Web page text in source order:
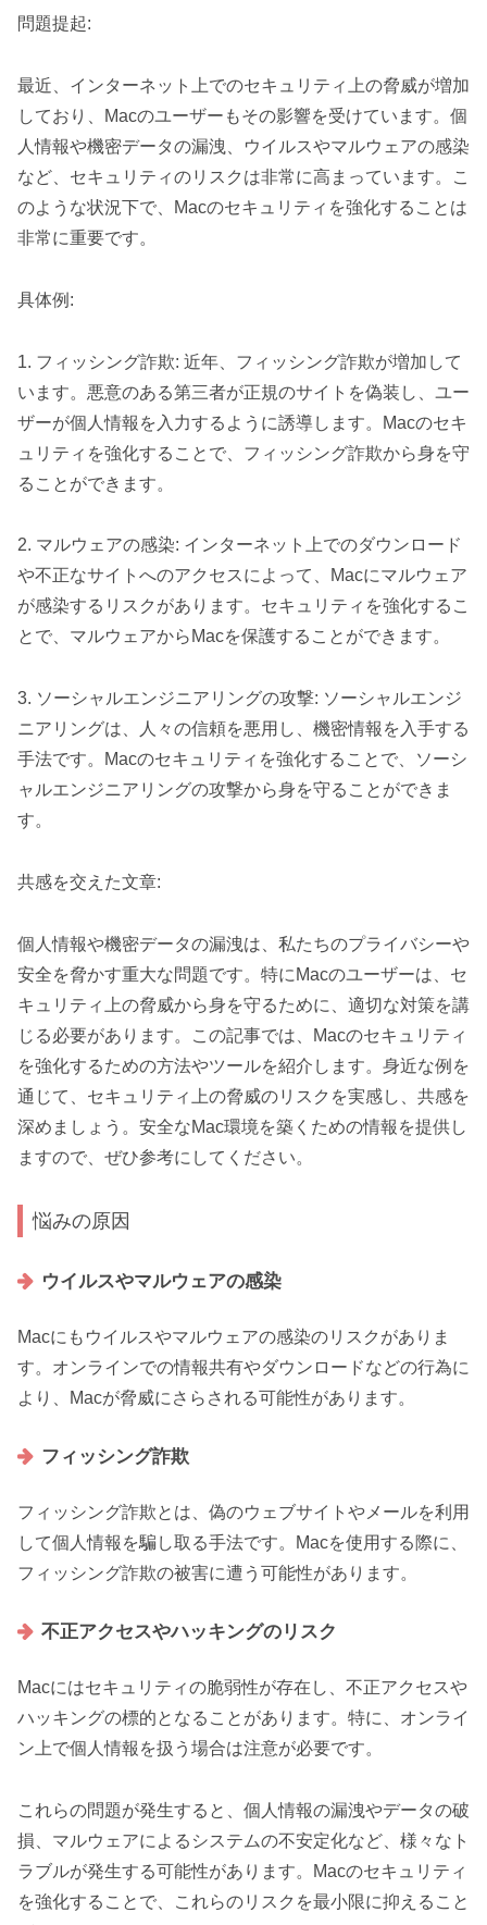
問題提起:
最近、インターネット上でのセキュリティ上の脅威が増加
しており、Macのユーザーもその影響を受けています。個
人情報や機密データの漏洩、ウイルスやマルウェアの感染
など、セキュリティのリスクは非常に高まっています。こ
のような状況下で、Macのセキュリティを強化することは
非常に重要です。
具体例:
1. フィッシング詐欺: 近年、フィッシング詐欺が増加して
います。悪意のある第三者が正規のサイトを偽装し、ユー
ザーが個人情報を入力するように誘導します。Macのセキ
ュリティを強化することで、フィッシング詐欺から身を守
ることができます。
2. マルウェアの感染: インターネット上でのダウンロード
や不正なサイトへのアクセスによって、Macにマルウェア
が感染するリスクがあります。セキュリティを強化するこ
とで、マルウェアからMacを保護することができます。
3. ソーシャルエンジニアリングの攻撃: ソーシャルエンジ
ニアリングは、人々の信頼を悪用し、機密情報を入手する
手法です。Macのセキュリティを強化することで、ソーシ
ャルエンジニアリングの攻撃から身を守ることができま
す。
共感を交えた文章:
個人情報や機密データの漏洩は、私たちのプライバシーや
安全を脅かす重大な問題です。特にMacのユーザーは、セ
キュリティ上の脅威から身を守るために、適切な対策を講
じる必要があります。この記事では、Macのセキュリティ
を強化するための方法やツールを紹介します。身近な例を
通じて、セキュリティ上の脅威のリスクを実感し、共感を
深めましょう。安全なMac環境を築くための情報を提供し
ますので、ぜひ参考にしてください。
悩みの原因
ウイルスやマルウェアの感染
Macにもウイルスやマルウェアの感染のリスクがありま
す。オンラインでの情報共有やダウンロードなどの行為に
より、Macが脅威にさらされる可能性があります。
フィッシング詐欺
フィッシング詐欺とは、偽のウェブサイトやメールを利用
して個人情報を騙し取る手法です。Macを使用する際に、
フィッシング詐欺の被害に遭う可能性があります。
不正アクセスやハッキングのリスク
Macにはセキュリティの脆弱性が存在し、不正アクセスや
ハッキングの標的となることがあります。特に、オンライ
ン上で個人情報を扱う場合は注意が必要です。
これらの問題が発生すると、個人情報の漏洩やデータの破
損、マルウェアによるシステムの不安定化など、様々なト
ラブルが発生する可能性があります。Macのセキュリティ
を強化することで、これらのリスクを最小限に抑えること